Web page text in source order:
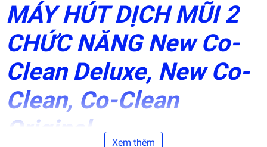
MÁY HÚT DỊCH MŨI 2
CHỨC NĂNG New Co-
Clean Deluxe, New Co-
Clean, Co-Clean
Original
Xem thêm